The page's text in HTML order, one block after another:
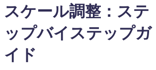
スケール調整：ステ
ップバイステップガ
イド